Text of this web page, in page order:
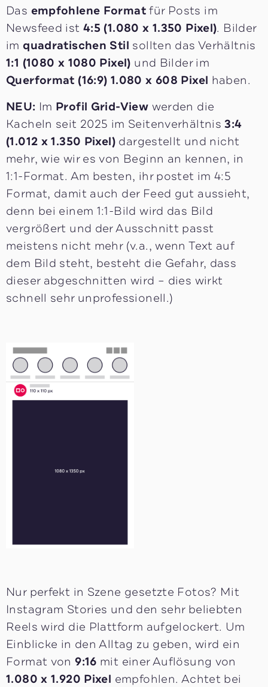
Das empfohlene Formatfür Posts im
Newsfeed ist 4:5 (1.080 x 1.350 Pixel). Bilder
im quadratischen Stil sollten das Verhältnis
1:1 (1080 x 1080 Pixel) und Bilder im
Querformat (16:9) 1.080 x 608 Pixel haben.
NEU: Im Profil Grid-View werden die
Kacheln seit 2025 im Seitenverhältnis3:4
(1.012 x 1.350 Pixel)dargestellt und nicht
mehr, wie wir es von Beginn an kennen, in
1:1-Format. Am besten, ihr postet im 4:5
Format, damit auch der Feed gut aussieht,
denn bei einem 1:1-Bild wird das Bild
vergrößert und der Ausschnitt passt
meistens nicht mehr (v.a., wenn Text auf
dem Bild steht, besteht die Gefahr, dass
dieser abgeschnitten wird – dies wirkt
schnell sehr unprofessionell.)
Nur perfekt in Szene gesetzte Fotos? Mit
Instagram Stories und den sehr beliebten
Reels wird die Plattform aufgelockert. Um
Einblicke in den Alltag zu geben, wird ein
Format von9:16 mit einer Auflösung von
1.080 x 1.920 Pixel empfohlen. Achtet bei